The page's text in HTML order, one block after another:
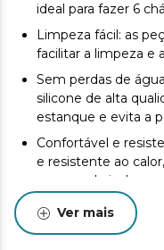
ideal para fazer 6
Limpeza fácil: as
facilitar a limpeza e
Sem perdas de
silicone de alta
estanque e evita a
Confortável e
e resistente ao
um grande
Filtro de alta
inoxidável de alta
Ver mais